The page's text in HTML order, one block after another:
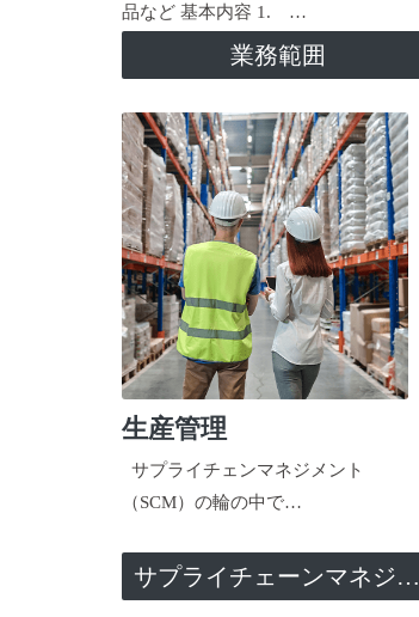
品など 基本内容 1. …
業務範囲
生産管理
サプライチェンマネジメント
（SCM）の輪の中で…
サプライチェーンマネジメント